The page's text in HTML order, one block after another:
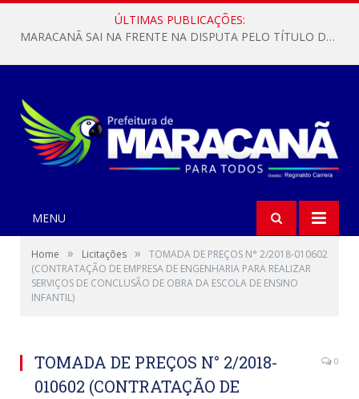
ÚLTIMAS PUBLICAÇÕES:
MARACANÃ SAI NA FRENTE NA DISPUTA PELO TÍTULO DA COPA PARÁ SUB-17!
MENU
Home » Licitações »
TOMADA DE PREÇOS N° 2/2018-010602
(CONTRATAÇÃO DE EMPRESA DE ENGENHARIA PARA REALIZAR
SERVIÇOS DE CONCLUSÃO DE OBRA DA ESCOLA DE ENSINO
INFANTIL)
TOMADA DE PREÇOS N° 2/2018-
010602 (CONTRATAÇÃO DE
0